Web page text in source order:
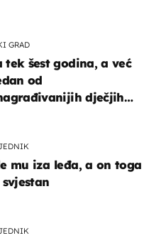
GRAD
tek šest godina, a već
od
dječjih
mu iza leđa, a on toga